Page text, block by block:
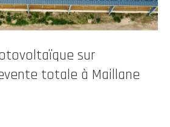
sur
totale à Maillane